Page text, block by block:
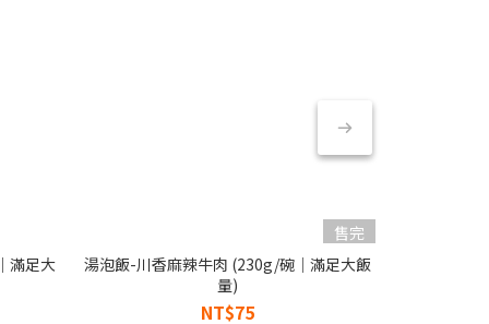
滿足大
售完
湯泡飯-川香麻辣牛肉 (230g/碗｜滿足大飯
量)
NT$75